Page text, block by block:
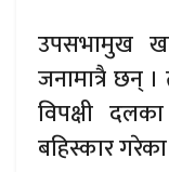
उपसभामुख
जनामात्रै छन्
विपक्षी
बहिस्कार